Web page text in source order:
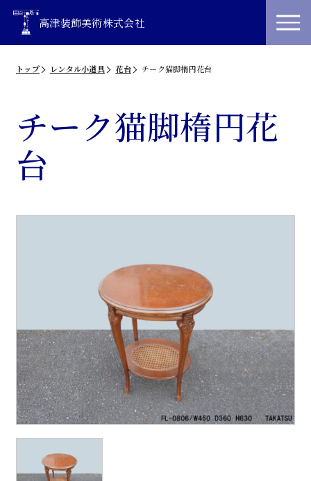
高津装飾美術株式会社
トップ レンタル小道具 花台 チーク猫脚楕円花台
チーク猫脚楕円花
台